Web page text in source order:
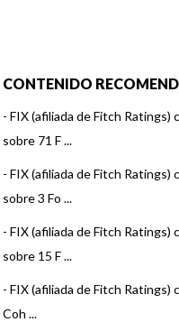
CONTENIDO
- FIX (afiliada de Fitch Ratings)
sobre 71 F ...
- FIX (afiliada de Fitch Ratings)
sobre 3 Fo ...
- FIX (afiliada de Fitch Ratings)
sobre 15 F ...
- FIX (afiliada de Fitch Ratings)
Coh ...